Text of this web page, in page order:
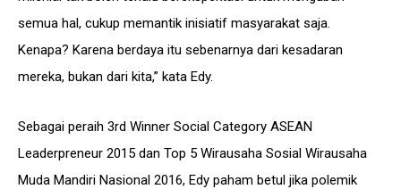
semua hal, cukup memantik inisiatif masyarakat saja.
Kenapa? Karena berdaya itu sebenarnya dari kesadaran
mereka, bukan dari kita,” kata Edy.
Sebagai peraih 3rd Winner Social Category ASEAN
Leaderpreneur 2015 dan Top 5 Wirausaha Sosial Wirausaha
Muda Mandiri Nasional 2016, Edy paham betul jika polemik